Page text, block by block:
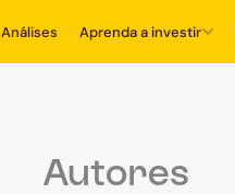
Análises Aprenda a investir
Autores